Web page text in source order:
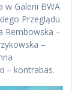
w Galerii BWA
Przeglądu
Rembowska –
–
– kontrabas.